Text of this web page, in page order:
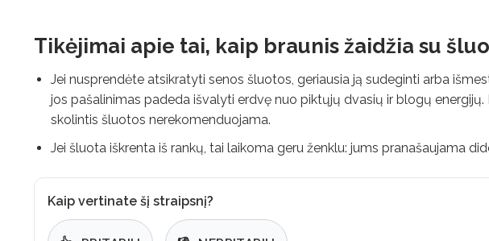
Tikėjimai apie tai, kaip braunis žaidžia su
Jei nusprendėte atsikratyti senos šluotos, geriausia ją sudeginti arba
jos pašalinimas padeda išvalyti erdvę nuo piktųjų dvasių ir blogų
skolintis šluotos nerekomenduojama.
Jei šluota iškrenta iš rankų, tai laikoma geru ženklu: jums pranašaujama
Kaip vertinate šį straipsnį?